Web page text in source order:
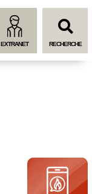
EXTRANET RECHERCHE